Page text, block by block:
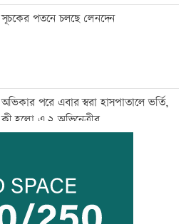
সূচকের পতনে চলছে লেনদেন
অভিকার পরে এবার স্বরা হাসপাতালে ভর্তি,
কী হলো এ ২ অভিনেত্রীর
আজ ১১ ঘণ্টা গ্যাস থাকবে না যেসব এলাকায়